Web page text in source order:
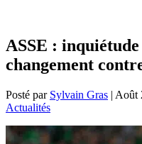
ASSE :
changement
Posté par Sylvain Gras | Août
Actualités